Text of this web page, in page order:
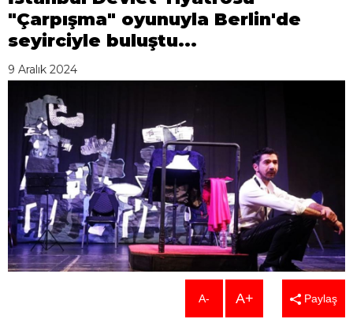
"Çarpışma" oyunuyla Berlin'de
seyirciyle buluştu...
9 Aralık 2024
A- A+ Paylaş